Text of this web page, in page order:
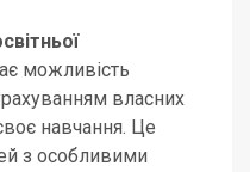
можливість
власних
навчання. Це
з особливими